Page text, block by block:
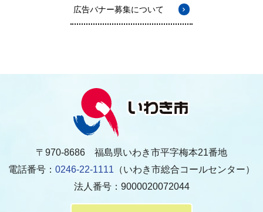
広告バナー募集について
〒970-8686 福島県いわき市平字梅本21番地
電話番号： 0246-22-1111 （いわき市総合コールセンター）
法人番号：9000020072044